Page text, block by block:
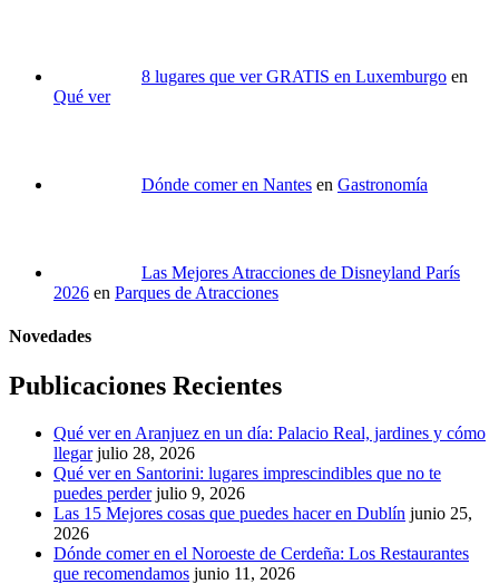
8 lugares que ver GRATIS en Luxemburgo en
Qué ver
Dónde comer en Nantes en Gastronomía
Las Mejores Atracciones de Disneyland París
2026 en Parques de Atracciones
Novedades
Publicaciones Recientes
Qué ver en Aranjuez en un día: Palacio Real, jardines y cómo
llegar julio 28, 2026
Qué ver en Santorini: lugares imprescindibles que no te
puedes perder julio 9, 2026
Las 15 Mejores cosas que puedes hacer en Dublín junio 25,
2026
Dónde comer en el Noroeste de Cerdeña: Los Restaurantes
que recomendamos junio 11, 2026